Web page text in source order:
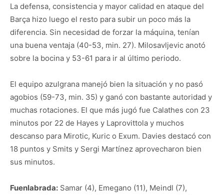
La defensa, consistencia y mayor calidad en ataque del
Barça hizo luego el resto para subir un poco más la
diferencia. Sin necesidad de forzar la máquina, tenían
una buena ventaja (40-53, min. 27). Milosavljevic anotó
sobre la bocina y 53-61 para ir al último periodo.
El equipo azulgrana manejó bien la situación y no pasó
agobios (59-73, min. 35) y ganó con bastante autoridad y
muchas rotaciones. El que más jugó fue Calathes con 23
minutos por 22 de Hayes y Laprovittola y muchos
descanso para Mirotic, Kuric o Exum. Davies destacó con
18 puntos y Smits y Sergi Martínez aprovecharon bien
sus minutos.
Fuenlabrada: Samar (4), Emegano (11), Meindl (7),